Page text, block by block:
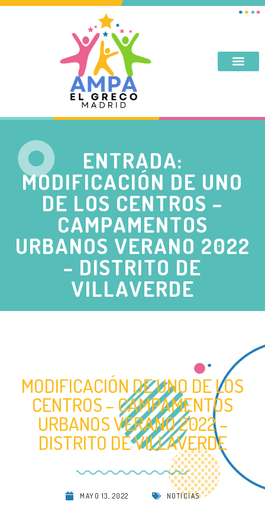
ENTRADA:
MODIFICACIÓN DE UNO
DE LOS CENTROS –
CAMPAMENTOS
URBANOS VERANO 2022
– DISTRITO DE
VILLAVERDE
MODIFICACIÓN DE UNO DE LOS
CENTROS – CAMPAMENTOS
URBANOS VERANO 2022 –
DISTRITO DE VILLAVERDE
MAYO 13, 2022 NOTICIAS